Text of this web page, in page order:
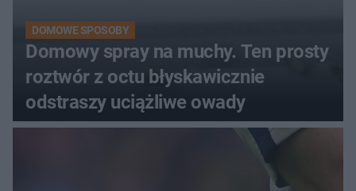
DOMOWE SPOSOBY
Domowy spray na muchy. Ten prosty
roztwór z octu błyskawicznie
odstraszy uciążliwe owady